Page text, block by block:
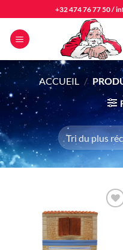
au
contenu
+32 474 76 77 50/
ACCUEIL /